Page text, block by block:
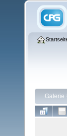
Galerie